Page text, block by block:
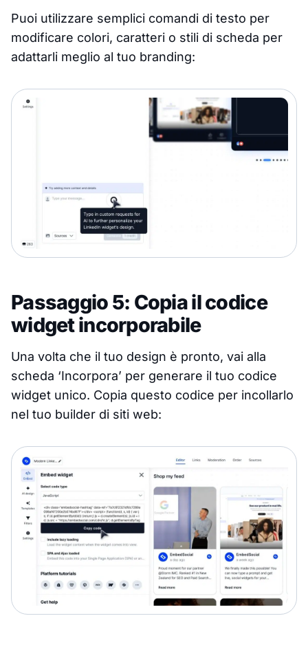
Puoi utilizzare semplici comandi di testo per
modificare colori, caratteri o stili di scheda per
adattarli meglio al tuo branding:
Passaggio 5: Copia il codice
widget incorporabile
Una volta che il tuo design è pronto, vai alla
scheda ‘Incorpora’ per generare il tuo codice
widget unico. Copia questo codice per incollarlo
nel tuo builder di siti web: